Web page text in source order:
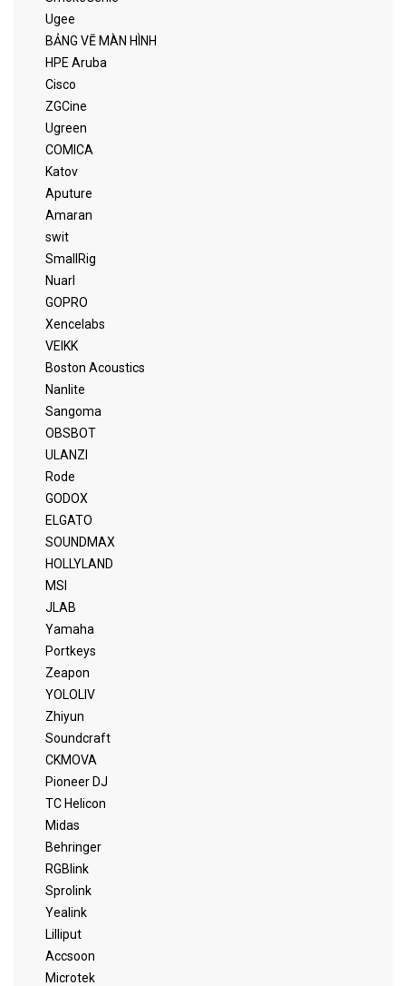
Ugee
BẢNG VẼ MÀN HÌNH
HPE Aruba
Cisco
ZGCine
Ugreen
COMICA
Katov
Aputure
Amaran
swit
SmallRig
Nuarl
GOPRO
Xencelabs
VEIKK
Boston Acoustics
Nanlite
Sangoma
OBSBOT
ULANZI
Rode
GODOX
ELGATO
SOUNDMAX
HOLLYLAND
MSI
JLAB
Yamaha
Portkeys
Zeapon
YOLOLIV
Zhiyun
Soundcraft
CKMOVA
Pioneer DJ
TC Helicon
Midas
Behringer
RGBlink
Sprolink
Yealink
Lilliput
Accsoon
Microtek